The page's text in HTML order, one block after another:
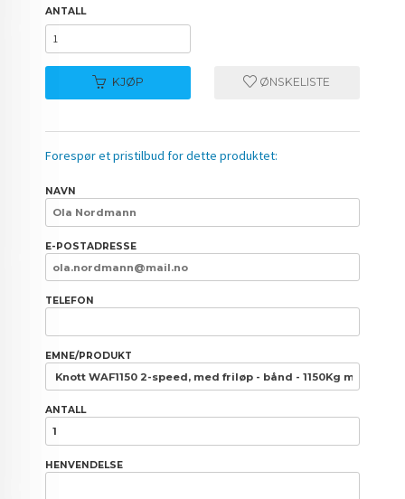
ANTALL
KJØP ØNSKELISTE
Forespør et pristilbud for dette produktet:
NAVN
E-POSTADRESSE
TELEFON
EMNE/PRODUKT
ANTALL
HENVENDELSE